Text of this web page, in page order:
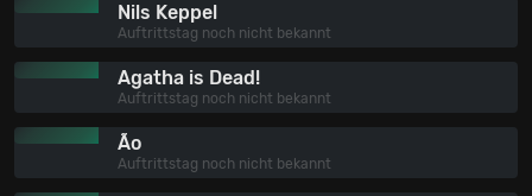
Nils Keppel
Auftrittstag noch nicht bekannt
Agatha is Dead!
Auftrittstag noch nicht bekannt
Ão
Auftrittstag noch nicht bekannt